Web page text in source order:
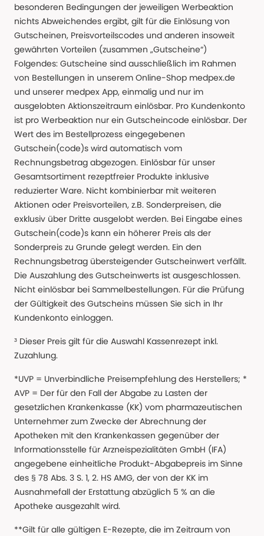
besonderen Bedingungen der jeweiligen Werbeaktion
nichts Abweichendes ergibt, gilt für die Einlösung von
Gutscheinen, Preisvorteilscodes und anderen insoweit
gewährten Vorteilen (zusammen „Gutscheine“)
Folgendes: Gutscheine sind ausschließlich im Rahmen
von Bestellungen in unserem Online-Shop medpex.de
und unserer medpex App, einmalig und nur im
ausgelobten Aktionszeitraum einlösbar. Pro Kundenkonto
ist pro Werbeaktion nur ein Gutscheincode einlösbar. Der
Wert des im Bestellprozess eingegebenen
Gutschein(code)s wird automatisch vom
Rechnungsbetrag abgezogen. Einlösbar für unser
Gesamtsortiment rezeptfreier Produkte inklusive
reduzierter Ware. Nicht kombinierbar mit weiteren
Aktionen oder Preisvorteilen, z.B. Sonderpreisen, die
exklusiv über Dritte ausgelobt werden. Bei Eingabe eines
Gutschein(code)s kann ein höherer Preis als der
Sonderpreis zu Grunde gelegt werden. Ein den
Rechnungsbetrag übersteigender Gutscheinwert verfällt.
Die Auszahlung des Gutscheinwerts ist ausgeschlossen.
Nicht einlösbar bei Sammelbestellungen. Für die Prüfung
der Gültigkeit des Gutscheins müssen Sie sich in Ihr
Kundenkonto einloggen.
³ Dieser Preis gilt für die Auswahl Kassenrezept inkl.
Zuzahlung.
*UVP = Unverbindliche Preisempfehlung des Herstellers; *
AVP = Der für den Fall der Abgabe zu Lasten der
gesetzlichen Krankenkasse (KK) vom pharmazeutischen
Unternehmer zum Zwecke der Abrechnung der
Apotheken mit den Krankenkassen gegenüber der
Informationsstelle für Arzneispezialitäten GmbH (IFA)
angegebene einheitliche Produkt-Abgabepreis im Sinne
des § 78 Abs. 3 S. 1, 2. HS AMG, der von der KK im
Ausnahmefall der Erstattung abzüglich 5 % an die
Apotheke ausgezahlt wird.
**Gilt für alle gültigen E-Rezepte, die im Zeitraum von